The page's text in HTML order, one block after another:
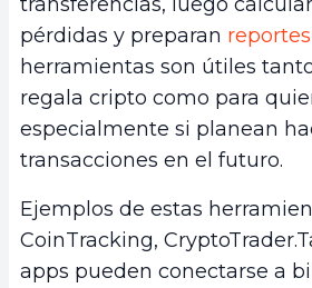
pérdidas y preparan
herramientas son útiles
regala cripto como para
especialmente si planean
transacciones en el futuro.
Ejemplos de estas
CoinTracking,
apps pueden conectarse a